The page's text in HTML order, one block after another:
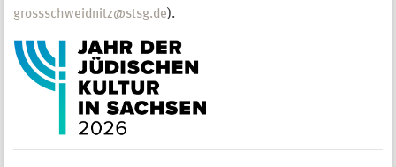
grossschweidnitz@stsg.de).